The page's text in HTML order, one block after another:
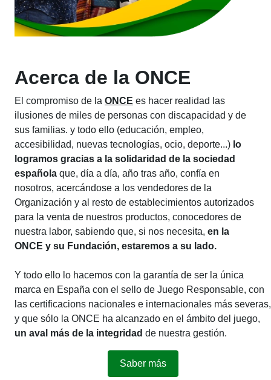
Acerca de la ONCE
El compromiso de la ONCE es hacer realidad las
ilusiones de miles de personas con discapacidad y de
sus familias. y todo ello (educación, empleo,
accesibilidad, nuevas tecnologías, ocio, deporte...) lo
logramos gracias a la solidaridad de la sociedad
española que, día a día, año tras año, confía en
nosotros, acercándose a los vendedores de la
Organización y al resto de establecimientos autorizados
para la venta de nuestros productos, conocedores de
nuestra labor, sabiendo que, si nos necesita, en la
ONCE y su Fundación, estaremos a su lado.
Y todo ello lo hacemos con la garantía de ser la única
marca en España con el sello de Juego Responsable, con
las certificacions nacionales e internacionales más severas,
y que sólo la ONCE ha alcanzado en el ámbito del juego,
un aval más de la integridad de nuestra gestión.
Saber más